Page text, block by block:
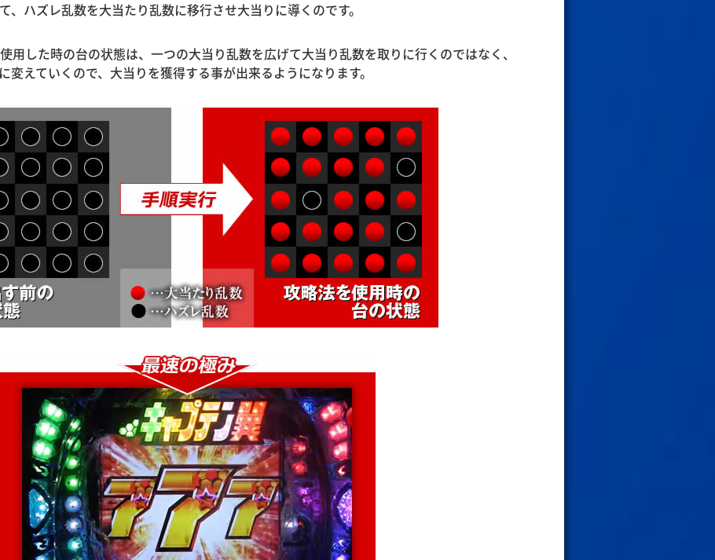
、ハズレ乱数を大当たり乱数に移行させ大当りに導くのです。
用した時の台の状態は、一つの大当り乱数を広げて大当り乱数を取りに行くのではなく、
変えていくので、大当りを獲得する事が出来るようになります。